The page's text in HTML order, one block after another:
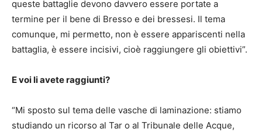
queste battaglie devono davvero essere portate a
termine per il bene di Bresso e dei bressesi. Il tema
comunque, mi permetto, non è essere appariscenti nella
battaglia, è essere incisivi, cioè raggiungere gli obiettivi”.
E voi li avete raggiunti?
“Mi sposto sul tema delle vasche di laminazione: stiamo
studiando un ricorso al Tar o al Tribunale delle Acque,